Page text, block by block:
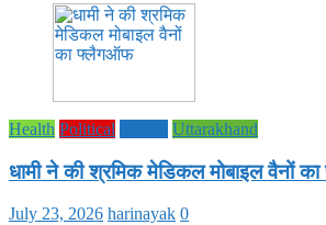
Health Political Uttarakhand
धामी ने की श्रमिक मेडिकल मोबाइल वैनों
July 23, 2026 harinayak 0